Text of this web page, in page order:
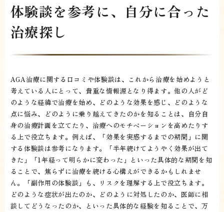
体験談を参考に、自分に合った
治療探し
AGA治療に関する口コミや体験談は、これから治療を始めようと
考えている人にとって、貴重な情報源となり得ます。他の人がど
のような経緯で治療を始め、どのような効果を感じ、どのような
点に悩み、どのように乗り越えてきたのかを知ることは、自分自
身の治療計画を立てたり、治療へのモチベーションを高めたりす
る上で役立ちます。例えば、「効果を実感するまでの期間」に関
する体験談は参考になります。「半年続けてようやく効果が出て
きた」「1年経って明らかに変わった」といった具体的な期間を知
ることで、焦らずに治療を続ける心構えができるかもしれませ
ん。「副作用の体験談」も、リスクを理解する上で役立ちます。
どのような症状が出たのか、どのように対処したのか、医師に相
談してどうなったのか、といった具体的な経験を知ることで、万